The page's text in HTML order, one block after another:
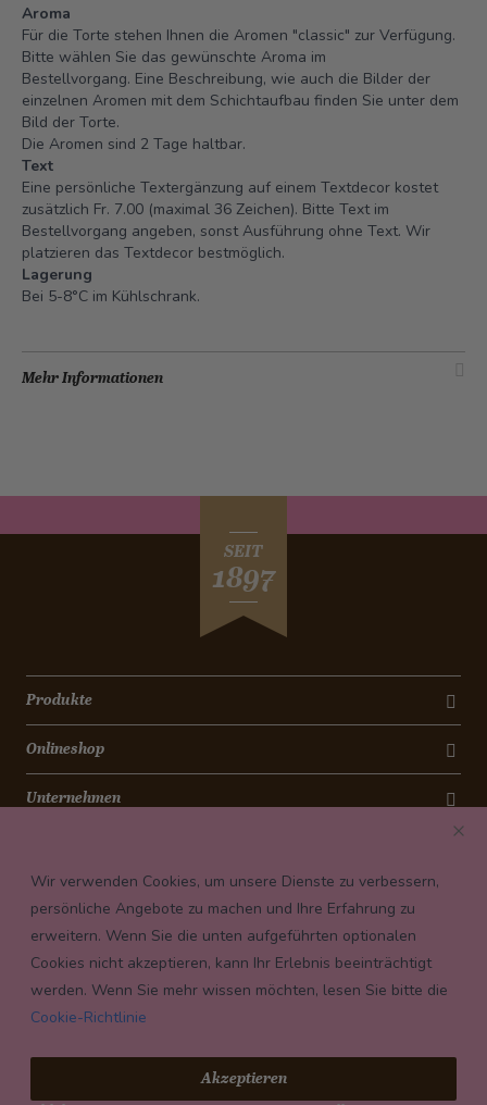
Aroma
Für die Torte stehen Ihnen die Aromen "classic" zur Verfügung.
Bitte wählen Sie das gewünschte Aroma im
Bestellvorgang. Eine Beschreibung, wie auch die Bilder der
einzelnen Aromen mit dem Schichtaufbau finden Sie unter dem
Bild der Torte.
Die Aromen sind 2 Tage haltbar.
Text
Eine persönliche Textergänzung auf einem Textdecor kostet
zusätzlich Fr. 7.00 (maximal 36 Zeichen). Bitte Text im
Bestellvorgang angeben, sonst Ausführung ohne Text. Wir
platzieren das Textdecor bestmöglich.
Lagerung
Bei 5-8°C im Kühlschrank.
Mehr Informationen
SEIT
1897
Produkte
Onlineshop
Unternehmen
Payment conditions
Wir verwenden Cookies, um unsere Dienste zu verbessern,
persönliche Angebote zu machen und Ihre Erfahrung zu
erweitern. Wenn Sie die unten aufgeführten optionalen
Cookies nicht akzeptieren, kann Ihr Erlebnis beeinträchtigt
werden. Wenn Sie mehr wissen möchten, lesen Sie bitte die
Cookie-Richtlinie
Akzeptieren
© 2026 Confiserie Bachmann, Luzern
Impressum